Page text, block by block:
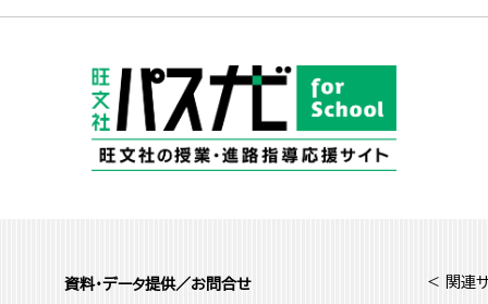
資料・データ提供／お問合せ < 関連